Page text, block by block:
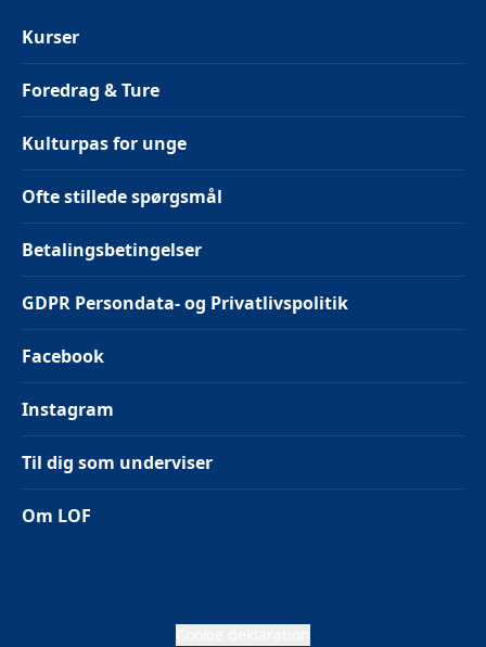
Kurser
Foredrag & Ture
Kulturpas for unge
Ofte stillede spørgsmål
Betalingsbetingelser
GDPR Persondata- og Privatlivspolitik
Facebook
Instagram
Til dig som underviser
Om LOF